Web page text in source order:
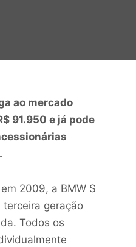
ao mercado
91.950 e já pode
2009, a BMW S
terceira geração
Todos os